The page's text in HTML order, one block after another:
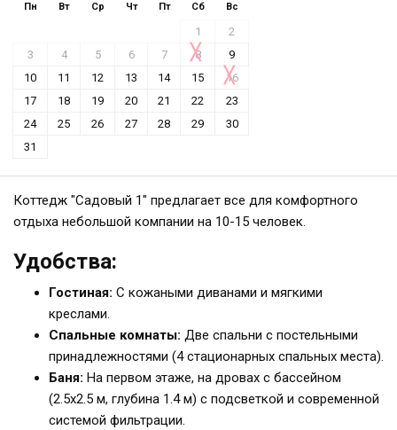
Пн Вт Ср Чт Пт Сб Вс
1
2
3
4 5 6 7 8
9
10
11 12 13 14 15
16
17
18 19 20 21 22
23
24
25 26 27 28 29
30
31
Коттедж "Садовый 1" предлагает все для комфортного
отдыха небольшой компании на 10-15 человек.
Удобства:
Гостиная: С кожаными диванами и мягкими
креслами.
Спальные комнаты: Две спальни с постельными
принадлежностями (4 стационарных спальных места).
Баня: На первом этаже, на дровах с бассейном
(2.5x2.5 м, глубина 1.4 м) с подсветкой и современной
системой фильтрации.